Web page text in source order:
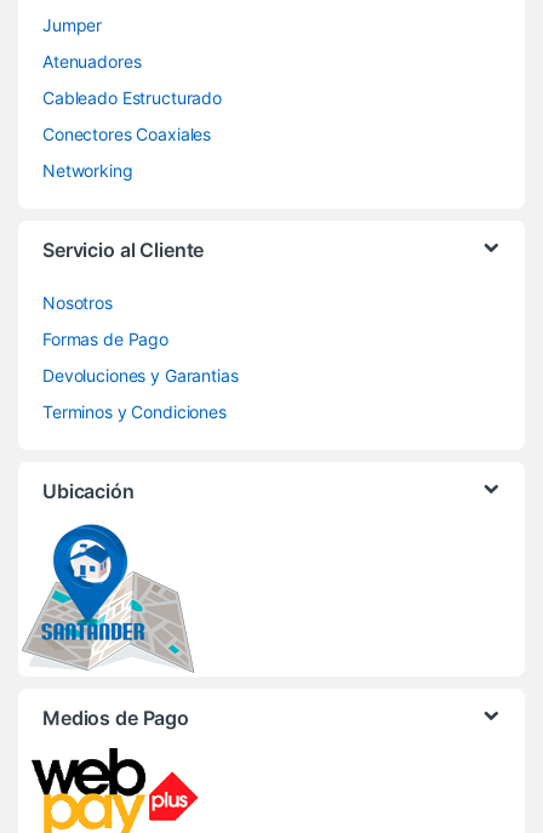
Jumper
Atenuadores
Cableado Estructurado
Conectores Coaxiales
Networking
Servicio al Cliente
Nosotros
Formas de Pago
Devoluciones y Garantias
Terminos y Condiciones
Ubicación
Medios de Pago